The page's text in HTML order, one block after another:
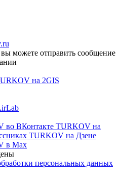
можете отправить сообщение
на 2GIS
во ВКонтакте TURKOV на
TURKOV на Дзене
в Max
персональных данных